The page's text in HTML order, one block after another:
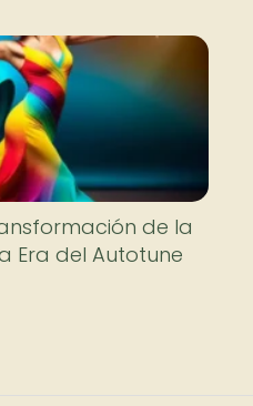
de la
Era del Autotune